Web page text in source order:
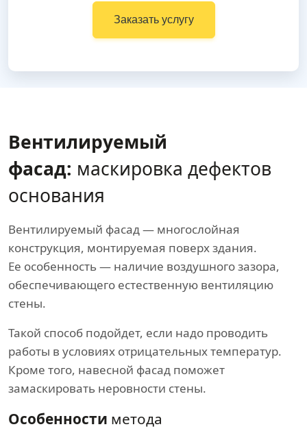
Заказать услугу
Вентилируемый
фасад: маскировка дефектов
основания
Вентилируемый фасад — многослойная
конструкция, монтируемая поверх здания.
Ее особенность — наличие воздушного зазора,
обеспечивающего естественную вентиляцию
стены.
Такой способ подойдет, если надо проводить
работы в условиях отрицательных температур.
Кроме того, навесной фасад поможет
замаскировать неровности стены.
Особенности метода